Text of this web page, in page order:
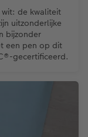
de kwaliteit
uitzonderlijke
bijzonder
een pen op dit
gecertificeerd.